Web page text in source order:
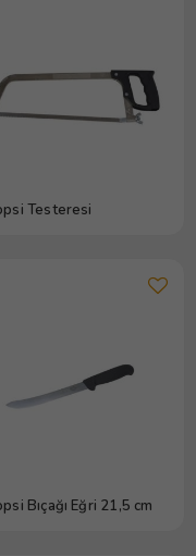
Testeresi
Bıçağı Eğri 21,5 cm